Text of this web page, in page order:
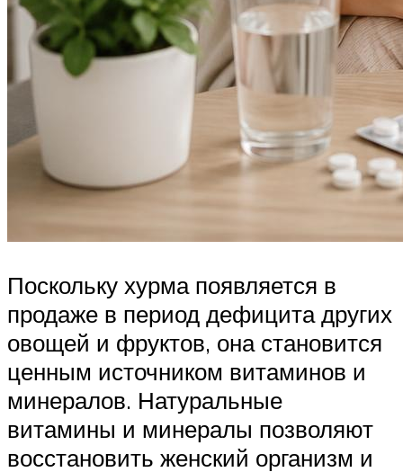
Поскольку хурма появляется в
продаже в период дефицита других
овощей и фруктов, она становится
ценным источником витаминов и
минералов. Натуральные
витамины и минералы позволяют
восстановить женский организм и